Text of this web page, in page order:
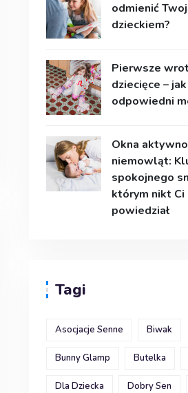
odmienić
dzieckiem?
Pierwsze
dziecięce –
odpowiedni
Okna
niemowląt:
spokojnego
którym nikt Ci
powiedział
Tagi
Asocjacje Senne Biwak
Bunny Glamp Butelka
Dla Dziecka Dobry Sen